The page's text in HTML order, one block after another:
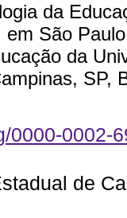
da
em São
da
SP,
0000-0002-
de